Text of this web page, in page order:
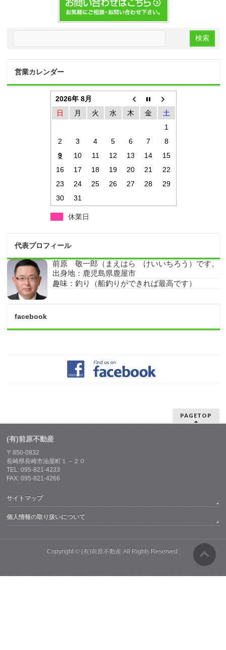
営業カレンダー
2026年 8月
日
月 火 水 木 金
土
1
2
3 4 5 6 7
8
9
10 11 12 13 14
15
16
17 18 19 20 21
22
23
24 25 26 27 28
29
30
31
休業日
代表プロフィール
前原 敬一郎（まえはら けいいちろう）です。
出身地：鹿児島県鹿屋市
趣味：釣り（船釣りができれば最高です）
facebook
PAGETOP
(有)前原不動産
〒850-0832
長崎県長崎市油屋町１－２０
TEL: 095-821-4233
FAX: 095-821-4266
サイトマップ
個人情報の取り扱いについて
Copyright © (有)前原不動産All Rights Reserved.